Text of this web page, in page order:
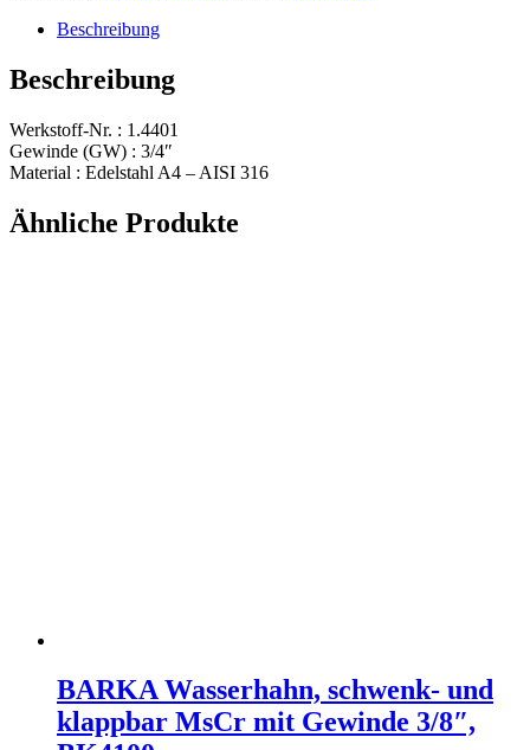
Beschreibung
Beschreibung
Werkstoff-Nr. : 1.4401
Gewinde (GW) : 3/4″
Material : Edelstahl A4 – AISI 316
Ähnliche Produkte
BARKA Wasserhahn, schwenk- und
klappbar MsCr mit Gewinde 3/8″,